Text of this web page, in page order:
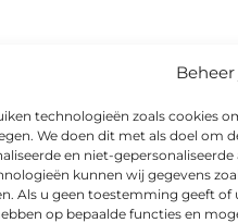
technologieën zoals cookies
We doen dit met als doel om
en niet-
kunnen wij gegevens
Als u geen toestemming geeft
op bepaalde functies en
borden van Via van Dalen
zowel overdag als ’s